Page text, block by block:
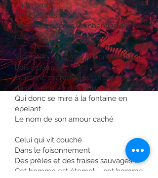
La femme
Dont les pas furtifs
Marquent encore les chemins de
mousse
Vient-elle de passer le pont dont le
bois a gémi ?
Qui donc chante dans les berces
dans la ramure des vieux chênes ?
Qui donc se mire à la fontaine en
épelant
Le nom de son amour caché
Celui qui vit couché
Dans le foisonnement
Des prêles et des fraises sauvages ?
Cet homme est éternel – cet homme